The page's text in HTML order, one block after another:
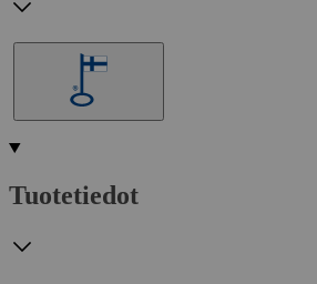
Tuotetiedot